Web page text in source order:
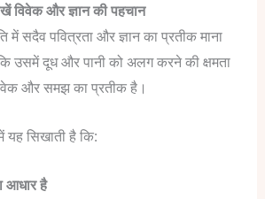
और ज्ञान की पहचान
में सदैव पवित्रता और ज्ञान का प्रतीक माना
उसमें दूध और पानी को अलग करने की क्षमता
और समझ का प्रतीक है।
यह सिखाती है कि:
आधार है